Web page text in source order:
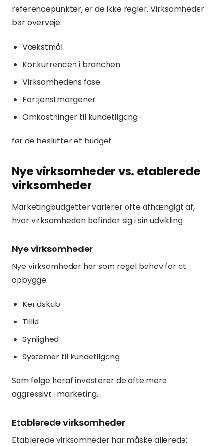
referencepunkter, er de ikke regler. Virksomheder
bør overveje:
Vækstmål
Konkurrencen i branchen
Virksomhedens fase
Fortjenstmargener
Omkostninger til kundetilgang
før de beslutter et budget.
Nye virksomheder vs. etablerede
virksomheder
Marketingbudgetter varierer ofte afhængigt af,
hvor virksomheden befinder sig i sin udvikling.
Nye virksomheder
Nye virksomheder har som regel behov for at
opbygge:
Kendskab
Tillid
Synlighed
Systemer til kundetilgang
Som følge heraf investerer de ofte mere
aggressivt i marketing.
Etablerede virksomheder
Etablerede virksomheder har måske allerede: